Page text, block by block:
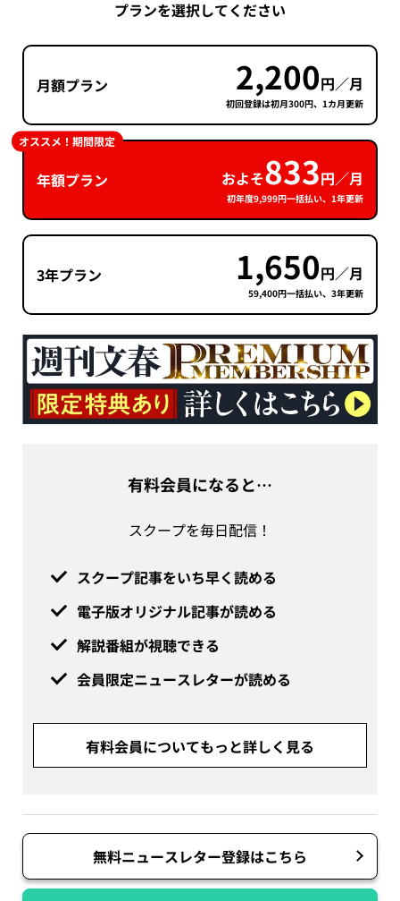
プランを選択してください
月額プラン 2,200円／月
初回登録は初月300円、1カ月更新
年額プラン およそ833円／月
初年度9,999円一括払い、1年更新
オススメ！期間限定
3年プラン 1,650円／月
59,400円一括払い、3年更新
有料会員になると…
スクープを毎日配信！
スクープ記事をいち早く読める
電子版オリジナル記事が読める
解説番組が視聴できる
会員限定ニュースレターが読める
有料会員についてもっと詳しく見る
無料ニュースレター登録はこちら